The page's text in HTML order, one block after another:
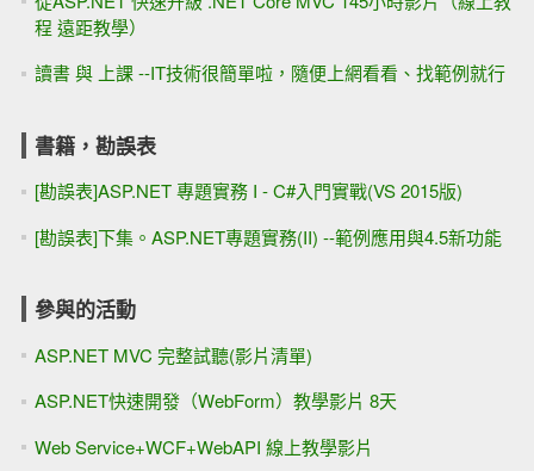
程 遠距教學）
讀書 與 上課 --IT技術很簡單啦，隨便上網看看、找範例就行
書籍，勘誤表
[勘誤表]ASP.NET 專題實務 I - C#入門實戰(VS 2015版)
[勘誤表]下集。ASP.NET專題實務(II) --範例應用與4.5新功能
參與的活動
ASP.NET MVC 完整試聽(影片清單)
ASP.NET快速開發（WebForm）教學影片 8天
Web Service+WCF+WebAPI 線上教學影片